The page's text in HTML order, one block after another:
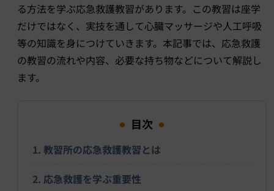
る方法を学ぶ応急救護教習があります。この教習は座学
だけではなく、実技を通して心臓マッサージや人工呼吸
等の知識を身につけていきます。本記事では、応急救護
の教習の流れや内容、必要な持ち物などについて解説し
ます。
目次
1. 教習所の応急救護教習とは
2. 応急救護を学ぶ重要性